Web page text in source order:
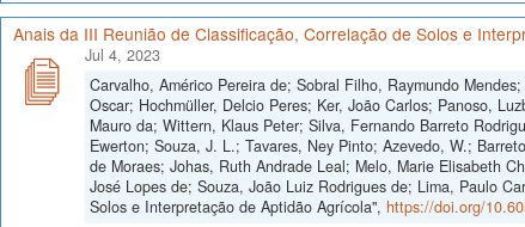
Anais da III Reunião de Classificação, Correlação de Solos e
Jul 4, 2023
Carvalho, Américo Pereira de; Sobral Filho, Raymundo
Oscar; Hochmüller, Delcio Peres; Ker, João Carlos; Panoso,
Mauro da; Wittern, Klaus Peter; Silva, Fernando Barreto
Ewerton; Souza, J. L.; Tavares, Ney Pinto; Azevedo, W.;
de Moraes; Johas, Ruth Andrade Leal; Melo, Marie Elisabeth
José Lopes de; Souza, João Luiz Rodrigues de; Lima, Paulo
Solos e Interpretação de Aptidão Agrícola", https://doi.org/